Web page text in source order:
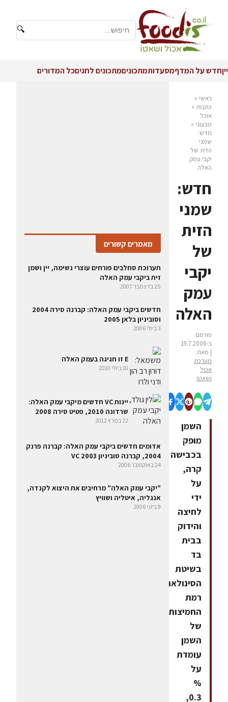
🔍
ייןחדש על המדףמסעדותמתכוניםמתכונים לחגיםכל המדורים
ראשי »
כתבות »
אוכל
טבעוני »
חדש:
שמני
הזית של
יקבי עמק
האלה
חדש:
שמני
הזית
של
יקבי
עמק
האלה
פורסם
ב-19.7.2006
| מאת:
מערכת
אכול
ושאטו
השמן
מופק
בכבישה
קרה,
על
ידי
לחיצה
והידוק
בבית
בד
בשיטת
הסינולאה.
רמת
החמיצות
של
השמן
עומדת
על
%
0.3,
מאמרים קשורים
‏תערוכת סחלבים פורחים עוצרי נשימה, יין ושמן
זית ביקבי עמק האלה
25 בדצמבר 2007
חדשים ביקבי עמק האלה: קברנה סירה 2004
וסוביניון בלאן 2005
3 ביולי 2006
E זו חגיגה בעמק האלה
10 ביולי 2010
יינות VC חדשים מיקבי עמק האלה:
שרדונה 2010, פטיט סירה 2008
22 במרץ 2012
אדומים חדשים ביקבי עמק האלה: קברנה פרנק
2004, קברנה סוביניון VC 2003
24 באוקטובר 2006
"יקבי עמק האלה" מרחיבים את היצוא לקנדה,
אנגליה, איטליה ושוויץ
9 ביוני 2006